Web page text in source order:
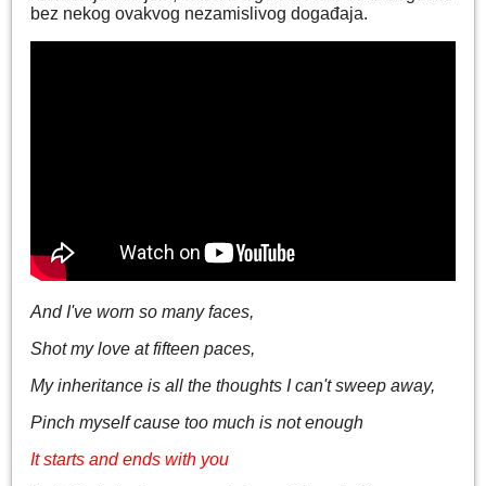
bez nekog ovakvog nezamislivog događaja.
And I've worn so many faces,
Shot my love at fifteen paces,
My inheritance is all the thoughts I can't sweep away,
Pinch myself cause too much is not enough
It starts and ends with you